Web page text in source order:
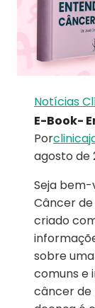
Notícias
E-Book-
Por
agosto de
Seja
Câncer de
criado
sobre
comuns e
câncer de